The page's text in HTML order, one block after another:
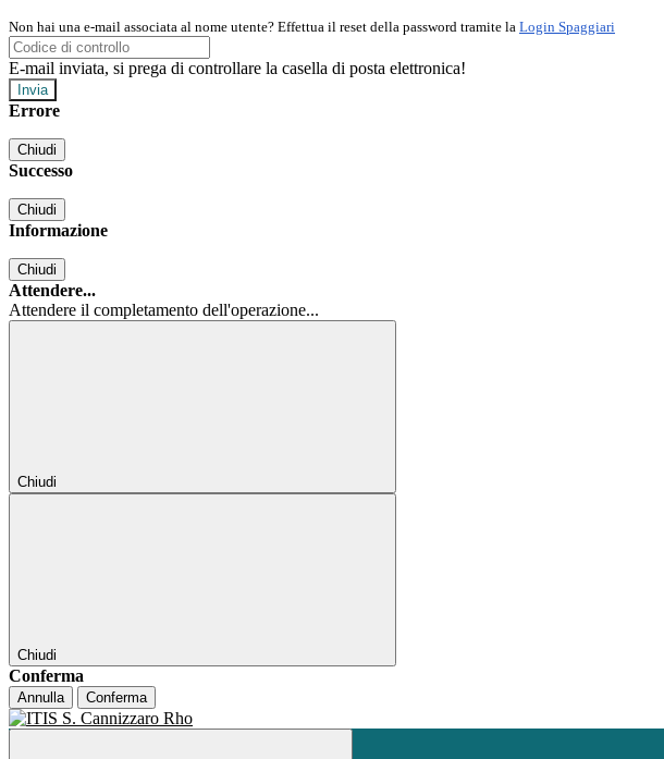
Non hai una e-mail associata al nome utente? Effettua il reset della password tramite la Login Spaggiari
E-mail inviata, si prega di controllare la casella di posta elettronica!
Errore
Chiudi
Successo
Chiudi
Informazione
Chiudi
Attendere...
Attendere il completamento dell'operazione...
Chiudi
Chiudi
Conferma
Annulla Conferma